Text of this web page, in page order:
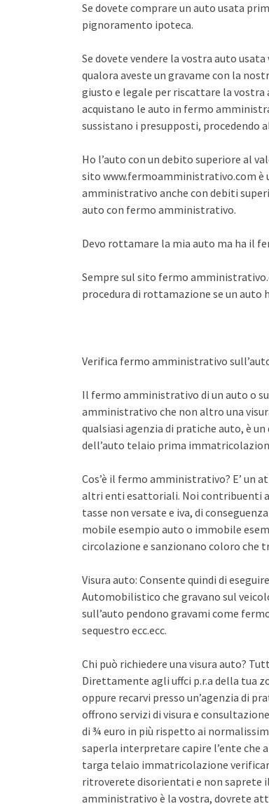
Se dovete comprare un auto usata
pignoramento ipoteca.
Se dovete vendere la vostra auto
qualora aveste un gravame con la
giusto e legale per riscattare la
acquistano le auto in fermo
sussistano i presupposti,
Ho l’auto con un debito superiore al
sito www.fermoamministrativo.com è
amministrativo anche con debiti
auto con fermo amministrativo.
Devo rottamare la mia auto ma ha il
Sempre sul sito fermo
procedura di rottamazione se un
Verifica fermo amministrativo
Il fermo amministrativo di un auto o
amministrativo che non altro una
qualsiasi agenzia di pratiche auto, è
dell’auto telaio prima
Cos’è il fermo amministrativo? E’ un
altri enti esattoriali. Noi contribuenti
tasse non versate e iva, di
mobile esempio auto o immobile
circolazione e sanzionano coloro che
Visura auto: Consente quindi di
Automobilistico che gravano sul
sull’auto pendono gravami come
sequestro ecc.ecc.
Chi può richiedere una visura auto?
Direttamente agli uffci p.r.a della tua
oppure recarvi presso un’agenzia di
offrono servizi di visura e
di ¾ euro in più rispetto ai
saperla interpretare capire l’ente che
targa telaio immatricolazione
ritroverete disorientati e non saprete
amministrativo è la vostra, dovrete